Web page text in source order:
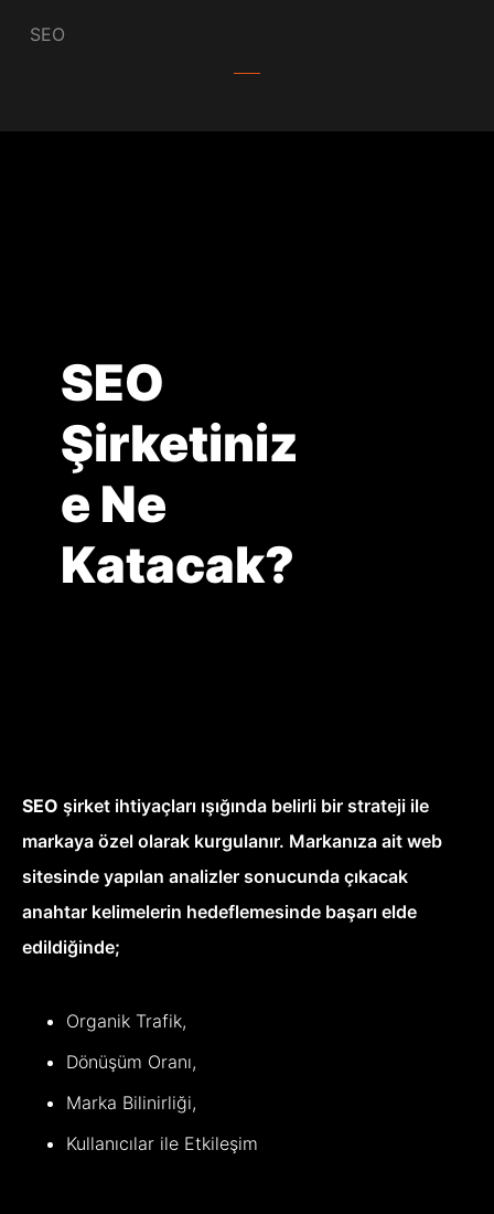
SEO
SEO
Şirketiniz
e Ne
Katacak?
SEO şirket ihtiyaçları ışığında belirli bir strateji ile
markaya özel olarak kurgulanır. Markanıza ait web
sitesinde yapılan analizler sonucunda çıkacak
anahtar kelimelerin hedeflemesinde başarı elde
edildiğinde;
Organik Trafik,
Dönüşüm Oranı,
Marka Bilinirliği,
Kullanıcılar ile Etkileşim